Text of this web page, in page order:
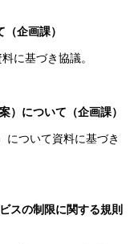
企画課）​​​​​​​
に基づき協議。
）について（企画課）
について資料に基づき
スの制限に関する規則